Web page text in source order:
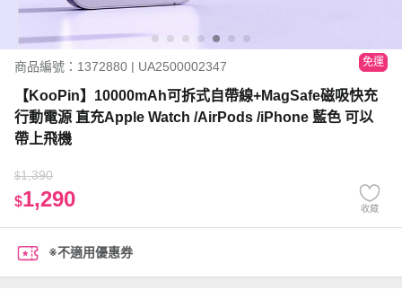
商品編號：1372880 | UA2500002347 免運
【KooPin】10000mAh可拆式自帶線+MagSafe磁吸快充
行動電源 直充Apple Watch /AirPods /iPhone 藍色 可以
帶上飛機
$1,390
$1,290 收藏
※不適用優惠券